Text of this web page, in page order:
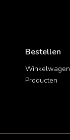
Bestellen
Winkelwagen
Producten